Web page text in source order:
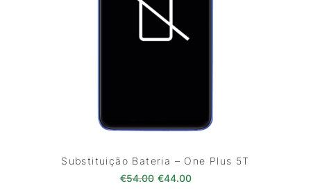
Substituição Bateria – One Plus 5T
€54.00 O preço original era: €54.00.
€44.00O preço atual é: